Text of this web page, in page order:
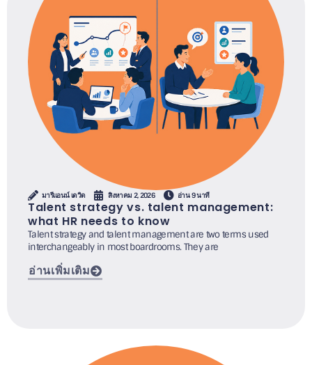
มารีแอนน์ เดวิด สิงหาคม 2, 2026 อ่าน 9 นาที
Talent strategy vs. talent management:
what HR needs to know
Talent strategy and talent management are two terms used
interchangeably in most boardrooms. They are
อ่านเพิ่มเติม